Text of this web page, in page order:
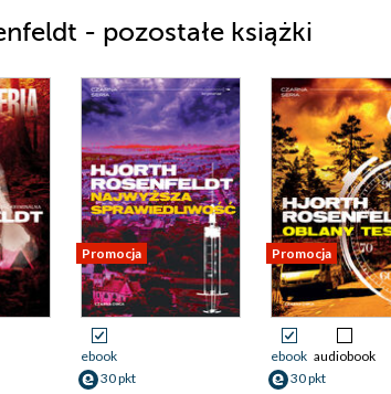
- pozostałe książki
Promocja
ebook
30 pkt
Promocja
ebook audiobook
30 pkt